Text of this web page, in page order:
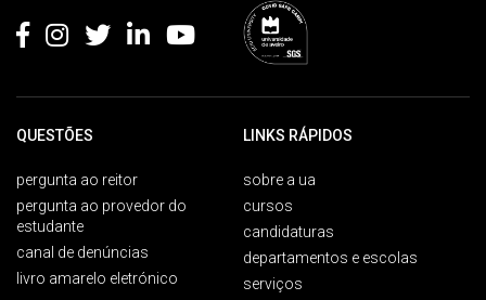
QUESTÕES
pergunta ao reitor
pergunta ao provedor do
estudante
canal de denúncias
livro amarelo eletrónico
LINKS RÁPIDOS
sobre a ua
cursos
candidaturas
departamentos e escolas
serviços